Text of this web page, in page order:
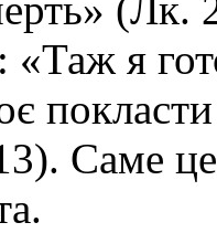
я
Саме